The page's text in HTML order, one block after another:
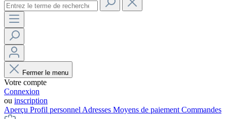
Fermer le menu
Votre compte
Connexion
ou inscription
Aperçu Profil personnel Adresses Moyens de paiement Commandes